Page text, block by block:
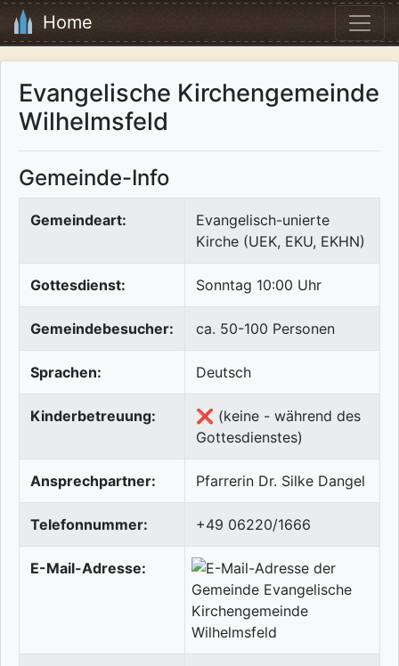
Home
Evangelische Kirchengemeinde
Wilhelmsfeld
Gemeinde-Info
Gemeindeart:
Evangelisch-unierte
Kirche (UEK, EKU, EKHN)
Gottesdienst: Sonntag 10:00 Uhr
Gemeindebesucher: ca. 50-100 Personen
Sprachen: Deutsch
Kinderbetreuung:
❌ (keine - während des
Gottesdienstes)
Ansprechpartner: Pfarrerin Dr. Silke Dangel
Telefonnummer: +49 06220/1666
E-Mail-Adresse: